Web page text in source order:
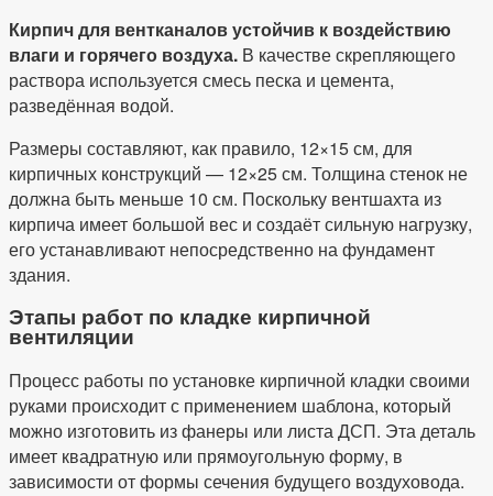
Кирпич для вентканалов устойчив к воздействию
влаги и горячего воздуха. В качестве скрепляющего
раствора используется смесь песка и цемента,
разведённая водой.
Размеры составляют, как правило, 12×15 см, для
кирпичных конструкций — 12×25 см. Толщина стенок не
должна быть меньше 10 см. Поскольку вентшахта из
кирпича имеет большой вес и создаёт сильную нагрузку,
его устанавливают непосредственно на фундамент
здания.
Этапы работ по кладке кирпичной
вентиляции
Процесс работы по установке кирпичной кладки своими
руками происходит с применением шаблона, который
можно изготовить из фанеры или листа ДСП. Эта деталь
имеет квадратную или прямоугольную форму, в
зависимости от формы сечения будущего воздуховода.